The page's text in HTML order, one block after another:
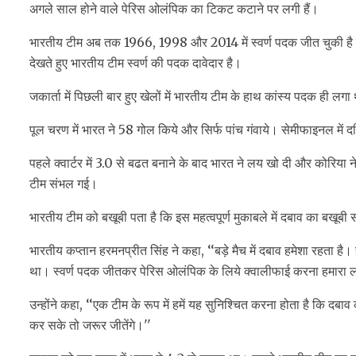
अगले साल होने वाले पेरिस ओलंपिक का टिकट कटाने पर लगी हैं।
भारतीय टीम अब तक 1966, 1998 और 2014 में स्वर्ण पदक जीत चुकी है
देखते हुए भारतीय टीम स्वर्ण की पदक दावेदार है।
जकार्ता में पिछली बार हुए खेलों में भारतीय टीम के हाथ कांस्य पदक ही
पूल चरण में भारत ने 58 गोल किये और सिर्फ पांच गंवाये। सेमीफाइनल में
पहले क्वार्टर में 3.0 से बढत बनाने के बाद भारत ने लय खो दी और
टीम संभल गई।
भारतीय टीम को बखूबी पता है कि इस महत्वपूर्ण मुकाबले में दबाव का
भारतीय कप्तान हरमनप्रीत सिंह ने कहा, ‘‘बड़े मैच में दबाव हमेशा
था। स्वर्ण पदक जीतकर पेरिस ओलंपिक के लिये क्वालीफाई करना हमारा
उन्होंने कहा, ‘‘एक टीम के रूप में हमें यह सुनिश्चित करना होता है कि
कर सके तो जरूर जीतेंगे।''